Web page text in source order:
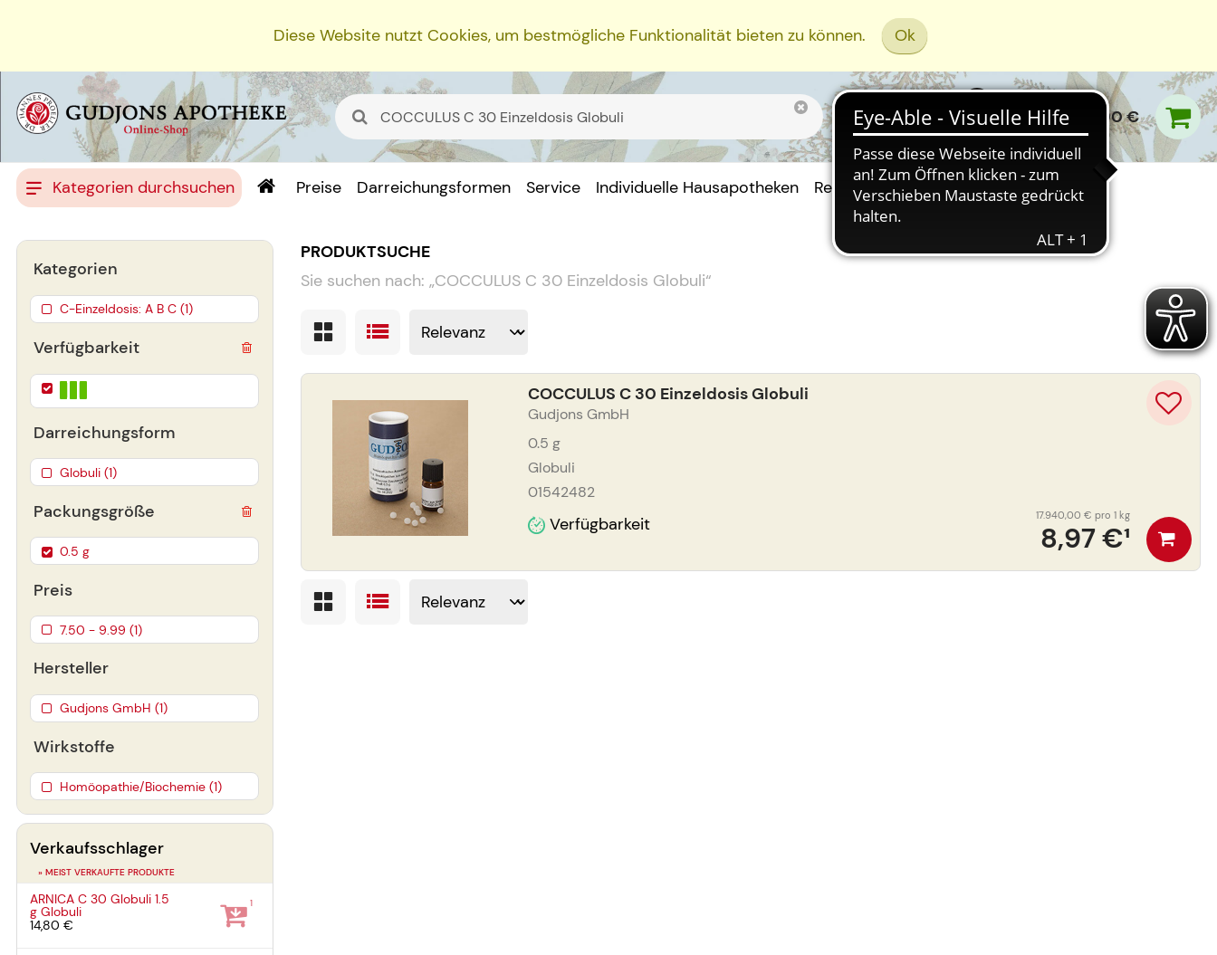
Diese Website nutzt Cookies, um bestmögliche Funktionalität bieten zu können. Ok
0,00 €
Kategorien durchsuchen Preise Darreichungsformen Service Individuelle Hausapotheken Rezept Einreichen
PRODUKTSUCHE
Sie suchen nach: „COCCULUS C 30 Einzeldosis Globuli“
COCCULUS C 30 Einzeldosis Globuli
Gudjons GmbH
0.5 g
Globuli
01542482
Verfügbarkeit 8,97 €¹
17.940,00 € pro 1 kg
Verfügbarkeit
Darreichungsform
Globuli (1)
Packungsgröße
0.5 g
Preis
7.50 - 9.99 (1)
Hersteller
Gudjons GmbH (1)
Wirkstoffe
Homöopathie/Biochemie (1)
Kategorien
C-Einzeldosis: A B C (1)
Verkaufsschlager
» MEIST VERKAUFTE PRODUKTE
ARNICA C 30 Globuli1.5
gGlobuli
14,80 €
1